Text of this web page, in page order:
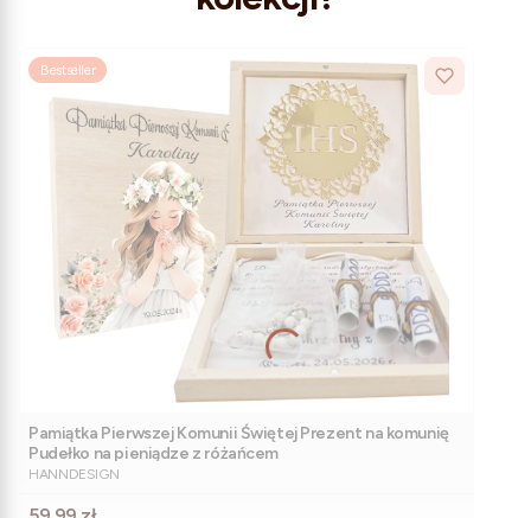
Bestseller
Pamiątka Pierwszej Komunii Świętej Prezent na komunię
Pudełko na pieniądze z różańcem
PRODUCENT
HANNDESIGN